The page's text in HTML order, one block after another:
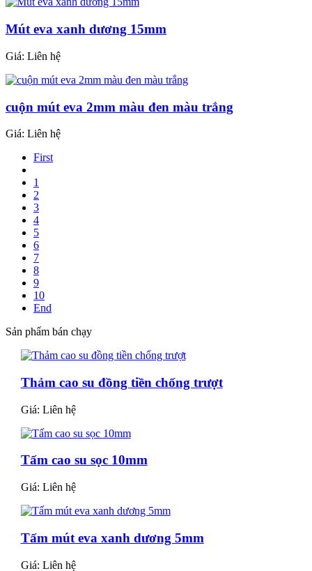
Mút eva xanh dương 15mm
Giá: Liên hệ
cuộn mút eva 2mm màu đen màu trắng
Giá: Liên hệ
First
1
2
3
4
5
6
7
8
9
10
End
Sản phẩm bán chạy
Thảm cao su đồng tiền chống trượt
Giá: Liên hệ
Tấm cao su sọc 10mm
Giá: Liên hệ
Tấm mút eva xanh dương 5mm
Giá: Liên hệ